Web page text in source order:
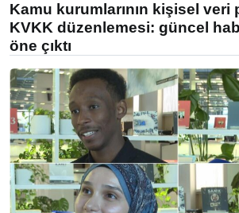
Kamu kurumlarının kişisel veri
KVKK düzenlemesi: güncel
öne çıktı